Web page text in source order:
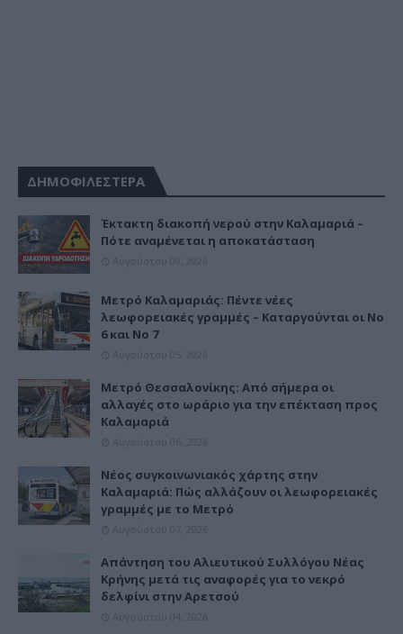
ΔΗΜΟΦΙΛΕΣΤΕΡΑ
Έκτακτη διακοπή νερού στην Καλαμαριά –
Πότε αναμένεται η αποκατάσταση
Μετρό Καλαμαριάς: Πέντε νέες
λεωφορειακές γραμμές – Καταργούνται οι Νο
6 και Νο 7
Μετρό Θεσσαλονίκης: Από σήμερα οι
αλλαγές στο ωράριο για την επέκταση προς
Καλαμαριά
Νέος συγκοινωνιακός χάρτης στην
Καλαμαριά: Πώς αλλάζουν οι λεωφορειακές
γραμμές με το Μετρό
Απάντηση του Αλιευτικού Συλλόγου Νέας
Κρήνης μετά τις αναφορές για το νεκρό
δελφίνι στην Αρετσού